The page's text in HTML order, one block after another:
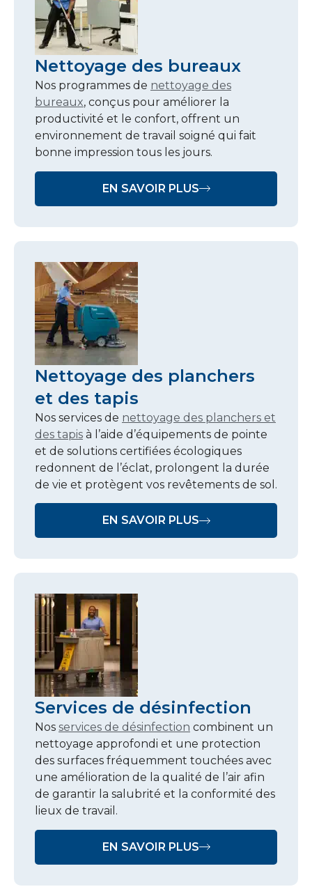
Nettoyage des bureaux
Nos programmes de nettoyage des
bureaux, conçus pour améliorer la
productivité et le confort, offrent un
environnement de travail soigné qui fait
bonne impression tous les jours.
EN SAVOIR PLUS
Nettoyage des planchers
et des tapis
Nos services de nettoyage des planchers et
des tapis à l’aide d’équipements de pointe
et de solutions certifiées écologiques
redonnent de l’éclat, prolongent la durée
de vie et protègent vos revêtements de sol.
EN SAVOIR PLUS
Services de désinfection
Nos services de désinfection combinent un
nettoyage approfondi et une protection
des surfaces fréquemment touchées avec
une amélioration de la qualité de l’air afin
de garantir la salubrité et la conformité des
lieux de travail.
EN SAVOIR PLUS